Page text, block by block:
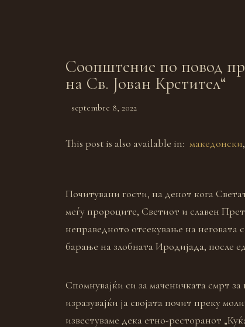
Соопштение по повод
на Св. Јован Крстител“
septembre 8, 2022
This post is also available in: македонски
Почитувани гости, на денот кога
меѓу пророците, Светиот и славен
неправедното отсекување на неговата
барање на злобната Иродијада, после
Спомнувајќи си за маченичката смрт
изразувајќи ја својата почит преку
известуваме дека етно-ресторанот